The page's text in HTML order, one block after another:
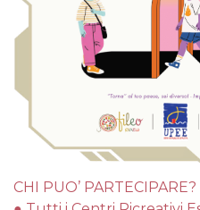
CHI PUO’ PARTECIPARE?